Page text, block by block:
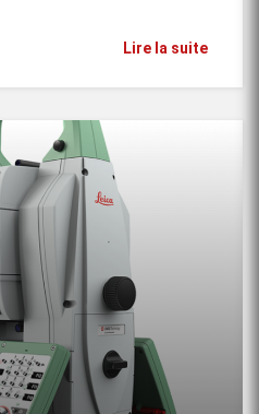
Lire la suite